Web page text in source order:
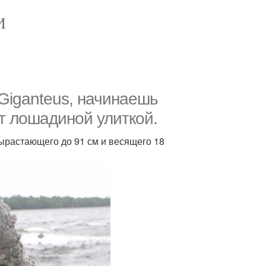
начинаешь
лошадиной улиткой.
до 91 см и весящего 18